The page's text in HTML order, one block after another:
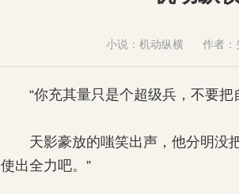
小说： 机动纵横 作者：
“你充其量只是个超级兵，不要把
天影豪放的嗤笑出声，他分明没把
使出全力吧。”